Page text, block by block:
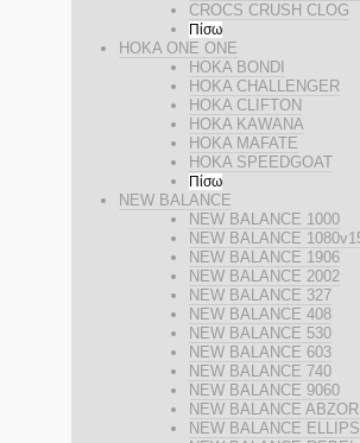
CROCS CRUSH CLOG
Πίσω
HOKA ONE ONE
HOKA BONDI
HOKA CHALLENGER
HOKA CLIFTON
HOKA KAWANA
HOKA MAFATE
HOKA SPEEDGOAT
Πίσω
NEW BALANCE
NEW BALANCE 1000
NEW BALANCE
NEW BALANCE 1906
NEW BALANCE 2002
NEW BALANCE 327
NEW BALANCE 408
NEW BALANCE 530
NEW BALANCE 603
NEW BALANCE 740
NEW BALANCE 9060
NEW BALANCE
NEW BALANCE